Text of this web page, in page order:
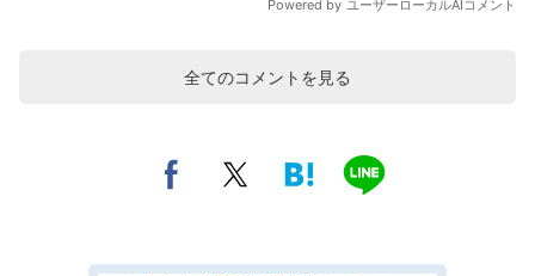
全てのコメントを見る